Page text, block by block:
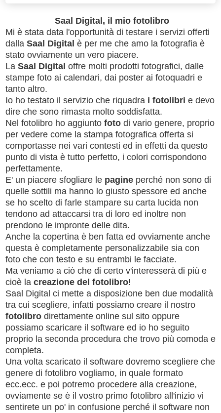
Saal Digital, il mio fotolibro
Mi è stata data l'opportunità di testare i servizi offerti
dalla Saal Digital è per me che amo la fotografia è
stato ovviamente un vero piacere.
La Saal Digital offre molti prodotti fotografici, dalle
stampe foto ai calendari, dai poster ai fotoquadri e
tanto altro.
Io ho testato il servizio che riquadra i fotolibri e devo
dire che sono rimasta molto soddisfatta.
Nel fotolibro ho aggiunto foto di vario genere, proprio
per vedere come la stampa fotografica offerta si
comportasse nei vari contesti ed in effetti da questo
punto di vista è tutto perfetto, i colori corrispondono
perfettamente.
E' un piacere sfogliare le pagine perché non sono di
quelle sottili ma hanno lo giusto spessore ed anche
se ho scelto di farle stampare su carta lucida non
tendono ad attaccarsi tra di loro ed inoltre non
prendono le impronte delle dita.
Anche la copertina è ben fatta ed ovviamente anche
questa è completamente personalizzabile sia con
foto che con testo e su entrambi le facciate.
Ma veniamo a ciò che di certo v'interesserà di più e
cioè la creazione del fotolibro!
Saal Digital ci mette a disposizione ben due modalità
tra cui scegliere, infatti possiamo creare il nostro
fotolibro direttamente online sul sito oppure
possiamo scaricare il software ed io ho seguito
proprio la seconda procedura che trovo più comoda e
completa.
Una volta scaricato il software dovremo scegliere che
genere di fotolibro vogliamo, in quale formato
ecc.ecc. e poi potremo procedere alla creazione,
ovviamente se è il vostro primo fotolibro all'inizio vi
sentirete un po' in confusione perché il software non